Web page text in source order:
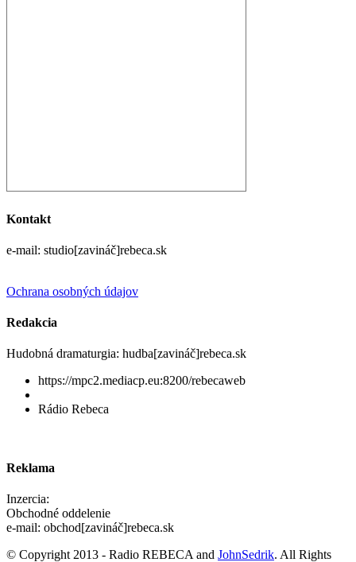
Kontakt
e-mail: studio[zavináč]rebeca.sk
Ochrana osobných údajov
Redakcia
Hudobná dramaturgia: hudba[zavináč]rebeca.sk
https://mpc2.mediacp.eu:8200/rebecaweb
Rádio Rebeca
Reklama
Inzercia:
Obchodné oddelenie
e-mail: obchod[zavináč]rebeca.sk
© Copyright 2013 - Radio REBECA and JohnSedrik. All Rights